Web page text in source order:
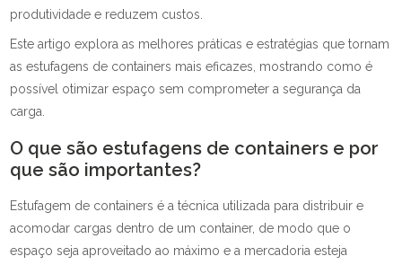
produtividade e reduzem custos.
Este artigo explora as melhores práticas e estratégias que tornam
as estufagens de containers mais eficazes, mostrando como é
possível otimizar espaço sem comprometer a segurança da
carga.
O que são estufagens de containers e por
que são importantes?
Estufagem de containers é a técnica utilizada para distribuir e
acomodar cargas dentro de um container, de modo que o
espaço seja aproveitado ao máximo e a mercadoria esteja